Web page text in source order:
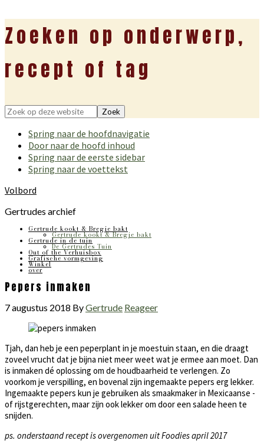
Zoeken op onderwerp,
recept of tag
Zoek
deze
website
Spring naar de hoofdnavigatie
Door naar de hoofd inhoud
Spring naar de eerste sidebar
Spring naar de voettekst
Volbord
Gertrudes archief
Gertrude kookt & Bregje bakt
Gertrude kookt & Bregje bakt
Gertrude in de tuin
De Gertrudes Tuin
Out of the Verhuisbox
Grafische vormgeving
Winkel
over
Pepers inmaken
7 augustus 2018 ByGertrude Reageer
Tjah, dan heb je een peperplant in je moestuin staan, en die draagt
zoveel vrucht dat je bijna niet meer weet wat je ermee aan moet. Dan
is inmaken dé oplossing om de houdbaarheid te verlengen. Zo
voorkom je verspilling, en bovenal zijn ingemaakte pepers erg lekker.
Ingemaakte pepers kun je gebruiken als smaakmaker in Mexicaanse -
of rijstgerechten, maar zijn ook lekker om door een salade heen te
snijden.
ps. onderstaand recept is overgenomen uit Foodies april 2017